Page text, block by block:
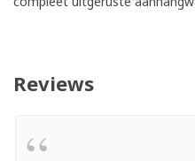
Reviews